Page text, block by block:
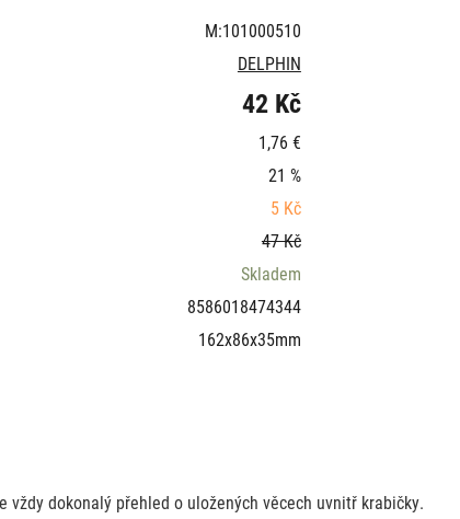
M:101000510
DELPHIN
42 Kč
1,76 €
21 %
5 Kč
47 Kč
Skladem
8586018474344
162x86x35mm
dokonalý přehled o uložených věcech uvnitř krabičky.